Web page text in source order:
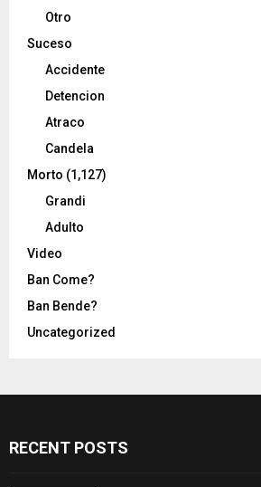
Otro
Suceso
Accidente
Detencion
Atraco
Candela
Morto (1,127)
Grandi
Adulto
Video
Ban Come?
Ban Bende?
Uncategorized
RECENT POSTS